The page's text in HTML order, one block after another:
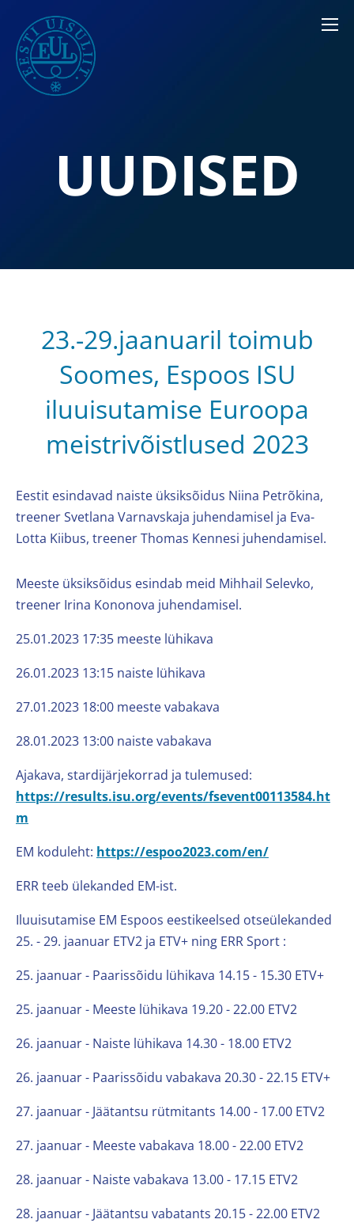
UUDISED
23.-29.jaanuaril toimub
Soomes, Espoos ISU
iluuisutamise Euroopa
meistrivõistlused 2023
Eestit esindavad naiste üksiksõidus Niina Petrõkina,
treener Svetlana Varnavskaja juhendamisel ja Eva-
Lotta Kiibus, treener Thomas Kennesi juhendamisel.
Meeste üksiksõidus esindab meid Mihhail Selevko,
treener Irina Kononova juhendamisel.
25.01.2023 17:35 meeste lühikava
26.01.2023 13:15 naiste lühikava
27.01.2023 18:00 meeste vabakava
28.01.2023 13:00 naiste vabakava
Ajakava, stardijärjekorrad ja tulemused:
https://results.isu.org/events/fsevent00113584.ht
m
EM koduleht: https://espoo2023.com/en/
ERR teeb ülekanded EM-ist.
Iluuisutamise EM Espoos eestikeelsed otseülekanded
25. - 29. jaanuar ETV2 ja ETV+ ning ERR Sport :
25. jaanuar - Paarissõidu lühikava 14.15 - 15.30 ETV+
25. jaanuar - Meeste lühikava 19.20 - 22.00 ETV2
26. jaanuar - Naiste lühikava 14.30 - 18.00 ETV2
26. jaanuar - Paarissõidu vabakava 20.30 - 22.15 ETV+
27. jaanuar - Jäätantsu rütmitants 14.00 - 17.00 ETV2
27. jaanuar - Meeste vabakava 18.00 - 22.00 ETV2
28. jaanuar - Naiste vabakava 13.00 - 17.15 ETV2
28. jaanuar - Jäätantsu vabatants 20.15 - 22.00 ETV2